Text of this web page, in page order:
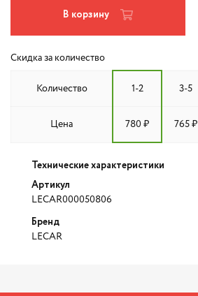
В корзину
Скидка за количество
Количество 1-2 3-5
Цена 780 ₽ 765 ₽
Технические характеристики
Артикул
LECAR000050806
Бренд
LECAR